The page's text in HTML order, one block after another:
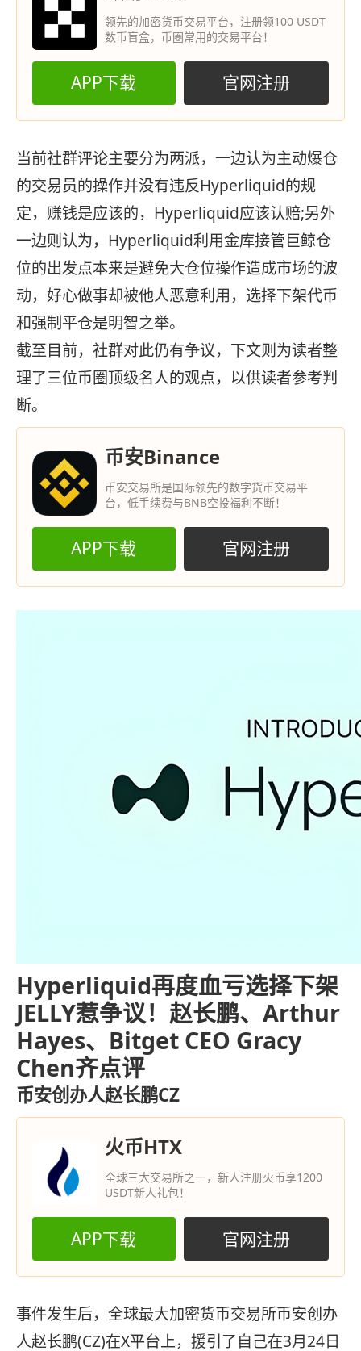
领先的加密货币交易平台，注册领100 USDT
数币盲盒，币圈常用的交易平台！
APP下载 官网注册
当前社群评论主要分为两派，一边认为主动爆仓
的交易员的操作并没有违反Hyperliquid的规
定，赚钱是应该的，Hyperliquid应该认赔;另外
一边则认为，Hyperliquid利用金库接管巨鲸仓
位的出发点本来是避免大仓位操作造成市场的波
动，好心做事却被他人恶意利用，选择下架代币
和强制平仓是明智之举。
截至目前，社群对此仍有争议，下文则为读者整
理了三位币圈顶级名人的观点，以供读者参考判
断。
币安Binance
币安交易所是国际领先的数字货币交易平
台，低手续费与BNB空投福利不断！
APP下载 官网注册
Hyperliquid再度血亏选择下架
JELLY惹争议！赵长鹏、Arthur
Hayes、Bitget CEO Gracy
Chen齐点评
币安创办人赵长鹏CZ
火币HTX
全球三大交易所之一，新人注册火币享1200
USDT新人礼包！
APP下载 官网注册
事件发生后，全球最大加密货币交易所币安创办
人赵长鹏(CZ)在X平台上，援引了自己在3月24日